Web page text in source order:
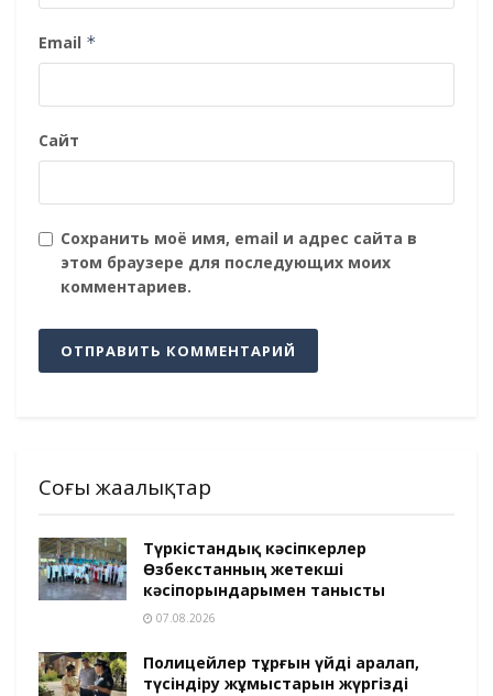
Email *
Сайт
Сохранить моё имя, email и адрес сайта в
этом браузере для последующих моих
комментариев.
Соңғы жаңалықтар
Түркістандық кәсіпкерлер
Өзбекстанның жетекші
кәсіпорындарымен танысты
07.08.2026
Полицейлер тұрғын үйді аралап,
түсіндіру жұмыстарын жүргізді